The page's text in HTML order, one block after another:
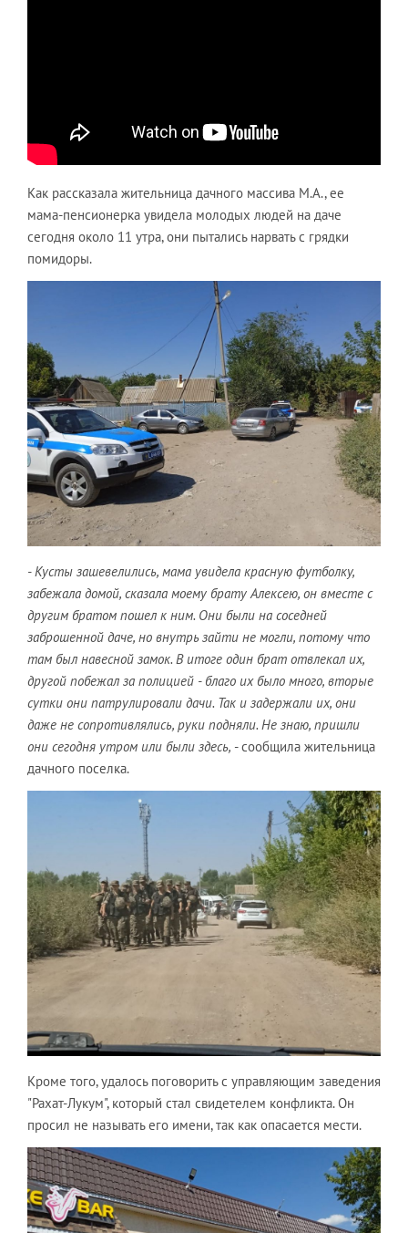
Как рассказала жительница дачного массива М.А., ее
мама-пенсионерка увидела молодых людей на даче
сегодня около 11 утра, они пытались нарвать с грядки
помидоры.
- Кусты зашевелились, мама увидела красную футболку,
забежала домой, сказала моему брату Алексею, он вместе с
другим братом пошел к ним. Они были на соседней
заброшенной даче, но внутрь зайти не могли, потому что
там был навесной замок. В итоге один брат отвлекал их,
другой побежал за полицией - благо их было много, вторые
сутки они патрулировали дачи. Так и задержали их, они
даже не сопротивлялись, руки подняли. Не знаю, пришли
они сегодня утром или были здесь, - сообщила жительница
дачного поселка.
Кроме того, удалось поговорить с управляющим заведения
"Рахат-Лукум", который стал свидетелем конфликта. Он
просил не называть его имени, так как опасается мести.